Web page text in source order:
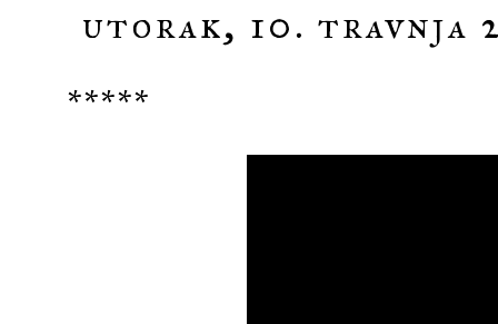
utorak, 10. travnja
*****